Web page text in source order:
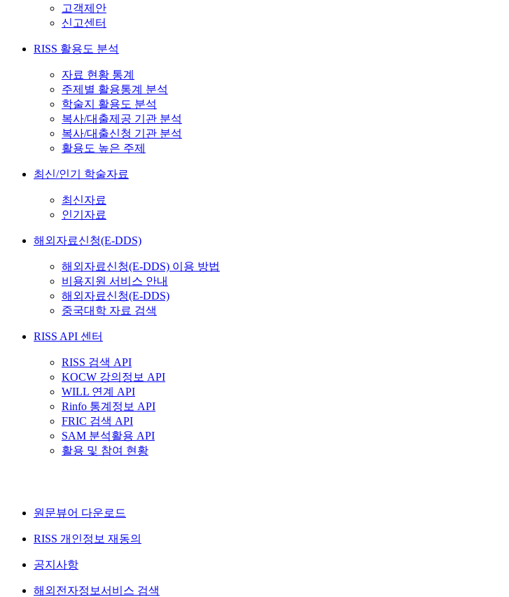
고객제안
신고센터
RISS 활용도 분석
자료 현황 통계
주제별 활용통계 분석
학술지 활용도 분석
복사/대출제공 기관 분석
복사/대출신청 기관 분석
활용도 높은 주제
최신/인기 학술자료
최신자료
인기자료
해외자료신청(E-DDS)
해외자료신청(E-DDS) 이용 방법
비용지원 서비스 안내
해외자료신청(E-DDS)
중국대학 자료 검색
RISS API 센터
RISS 검색 API
KOCW 강의정보 API
WILL 연계 API
Rinfo 통계정보 API
FRIC 검색 API
SAM 분석활용 API
활용 및 참여 현황
원문뷰어 다운로드
RISS 개인정보 재동의
공지사항
해외전자정보서비스 검색